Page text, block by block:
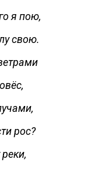
я пою,
свою.
рос?